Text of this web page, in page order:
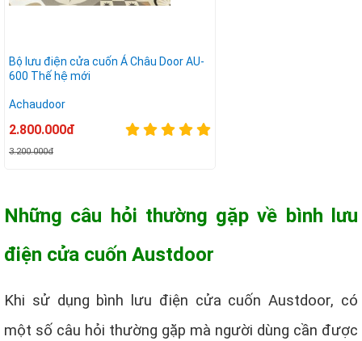
Bộ lưu điện cửa cuốn Á Châu Door AU-
600 Thế hệ mới
Achaudoor
2.800.000đ
3.200.000đ
Những câu hỏi thường gặp về bình lưu
điện cửa cuốn Austdoor
Khi sử dụng bình lưu điện cửa cuốn Austdoor, có
một số câu hỏi thường gặp mà người dùng cần được